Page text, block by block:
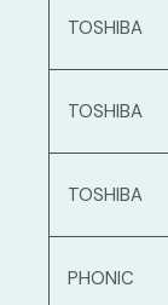
TOSHIBA
TOSHIBA
TOSHIBA
PHONIC